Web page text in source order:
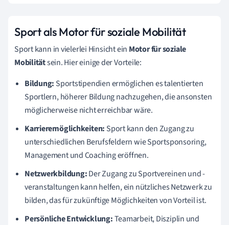
Sport als Motor für soziale Mobilität
Sport kann in vielerlei Hinsicht ein Motor für soziale
Mobilitätsein. Hier einige der Vorteile:
Bildung: Sportstipendien ermöglichen es talentierten
Sportlern, höherer Bildung nachzugehen, die ansonsten
möglicherweise nicht erreichbar wäre.
Karrieremöglichkeiten: Sport kann den Zugang zu
unterschiedlichen Berufsfeldern wie Sportsponsoring,
Management und Coaching eröffnen.
Netzwerkbildung:Der Zugang zu Sportvereinen und -
veranstaltungen kann helfen, ein nützliches Netzwerk zu
bilden, das für zukünftige Möglichkeiten von Vorteil ist.
Persönliche Entwicklung:Teamarbeit, Disziplin und